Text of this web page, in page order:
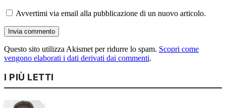
Avvertimi via email alla pubblicazione di un nuovo articolo.
Questo sito utilizza Akismet per ridurre lo spam. Scopri come
vengono elaborati i dati derivati dai commenti.
I PIÙ LETTI